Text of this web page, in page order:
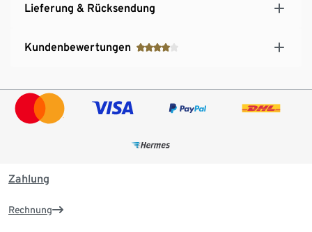
Lieferung & Rücksendung
Kundenbewertungen
Zahlung
Rechnung